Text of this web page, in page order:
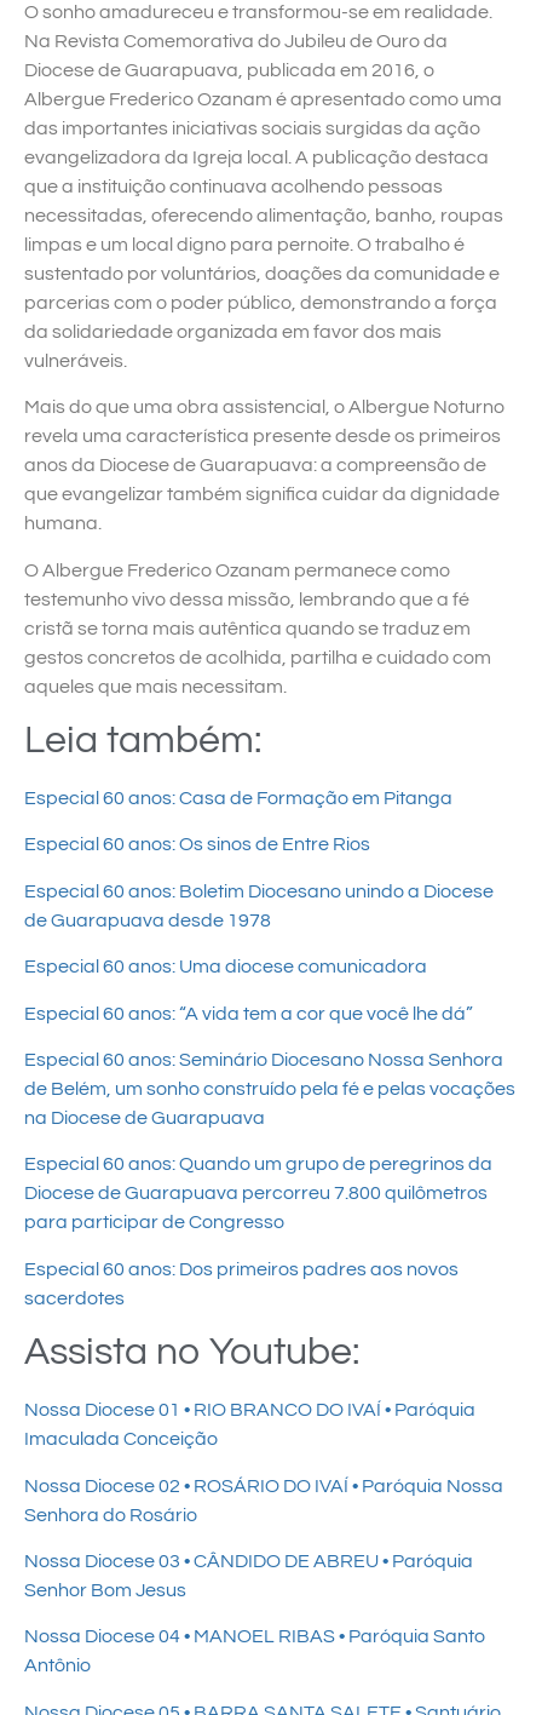
O sonho amadureceu e transformou-se em realidade.
Na Revista Comemorativa do Jubileu de Ouro da
Diocese de Guarapuava, publicada em 2016, o
Albergue Frederico Ozanam é apresentado como uma
das importantes iniciativas sociais surgidas da ação
evangelizadora da Igreja local. A publicação destaca
que a instituição continuava acolhendo pessoas
necessitadas, oferecendo alimentação, banho, roupas
limpas e um local digno para pernoite. O trabalho é
sustentado por voluntários, doações da comunidade e
parcerias com o poder público, demonstrando a força
da solidariedade organizada em favor dos mais
vulneráveis.
Mais do que uma obra assistencial, o Albergue Noturno
revela uma característica presente desde os primeiros
anos da Diocese de Guarapuava: a compreensão de
que evangelizar também significa cuidar da dignidade
humana.
O Albergue Frederico Ozanam permanece como
testemunho vivo dessa missão, lembrando que a fé
cristã se torna mais autêntica quando se traduz em
gestos concretos de acolhida, partilha e cuidado com
aqueles que mais necessitam.
Leia também:
Especial 60 anos: Casa de Formação em Pitanga
Especial 60 anos: Os sinos de Entre Rios
Especial 60 anos: Boletim Diocesano unindo a Diocese
de Guarapuava desde 1978
Especial 60 anos: Uma diocese comunicadora
Especial 60 anos: “A vida tem a cor que você lhe dá”
Especial 60 anos: Seminário Diocesano Nossa Senhora
de Belém, um sonho construído pela fé e pelas vocações
na Diocese de Guarapuava
Especial 60 anos: Quando um grupo de peregrinos da
Diocese de Guarapuava percorreu 7.800 quilômetros
para participar de Congresso
Especial 60 anos: Dos primeiros padres aos novos
sacerdotes
Assista no Youtube:
Nossa Diocese 01 • RIO BRANCO DO IVAÍ • Paróquia
Imaculada Conceição
Nossa Diocese 02 • ROSÁRIO DO IVAÍ • Paróquia Nossa
Senhora do Rosário
Nossa Diocese 03 • CÂNDIDO DE ABREU • Paróquia
Senhor Bom Jesus
Nossa Diocese 04 • MANOEL RIBAS • Paróquia Santo
Antônio